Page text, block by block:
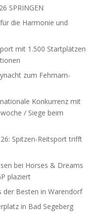
SPRINGEN
die Harmonie und
mit 1.500 Startplätzen
zum Fehmarn-
Konkurrenz mit
/ Siege beim
Spitzen-Reitsport trifft
bei Horses & Dreams
plaziert
der Besten in Warendorf
in Bad Segeberg